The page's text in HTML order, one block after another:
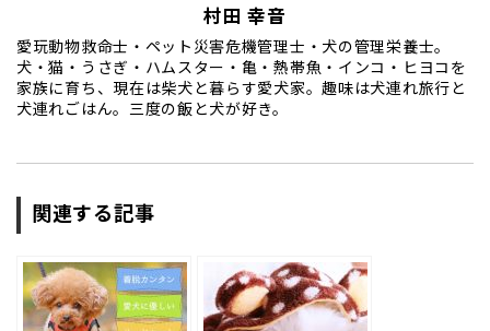
村田 幸音
愛玩動物救命士・ペット災害危機管理士・犬の管理栄養士。
犬・猫・うさぎ・ハムスター・亀・熱帯魚・インコ・ヒヨコを
家族に育ち、現在は柴犬と暮らす愛犬家。趣味は犬連れ旅行と
犬連れごはん。三度の飯と犬が好き。
関連する記事